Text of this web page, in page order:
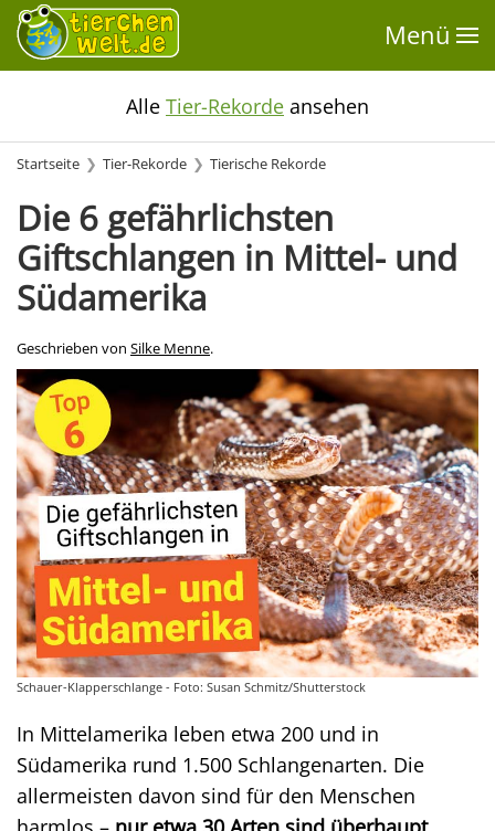
Menü
Alle Tier-Rekorde ansehen
Startseite Tier-Rekorde Tierische Rekorde
Die 6 gefährlichsten
Giftschlangen in Mittel- und
Südamerika
Geschrieben von Silke Menne.
Schauer-Klapperschlange - Foto: Susan Schmitz/Shutterstock
In Mittelamerika leben etwa 200 und in
Südamerika rund 1.500 Schlangenarten. Die
allermeisten davon sind für den Menschen